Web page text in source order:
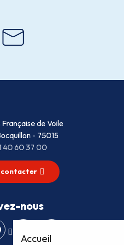
Accueil
de Voile
- 75015
40 60 37 00
contacter
nous